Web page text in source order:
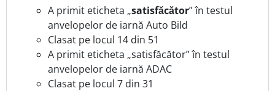
A primit eticheta „satisfăcător” în testul
anvelopelor de iarnă Auto Bild
Clasat pe locul 14 din 51
A primit eticheta „satisfăcător” în testul
anvelopelor de iarnă ADAC
Clasat pe locul 7 din 31